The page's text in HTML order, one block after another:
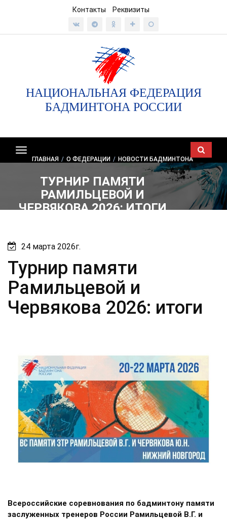
Контакты Реквизиты
НАЦИОНАЛЬНАЯ ФЕДЕРАЦИЯ
БАДМИНТОНА РОССИИ
Показать/
скрыть
ГЛАВНАЯ / О ФЕДЕРАЦИИ / НОВОСТИ БАДМИНТОНА
ТУРНИР ПАМЯТИ
РАМИЛЬЦЕВОЙ И
ЧЕРВЯКОВА 2026: ИТОГИ
24 марта 2026г.
Турнир памяти
Рамильцевой и
Червякова 2026: итоги
Всероссийские соревнования по бадминтону памяти
заслуженных тренеров России Рамильцевой В.Г. и